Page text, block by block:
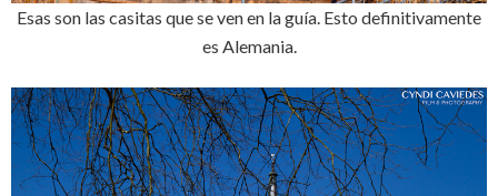
Esas son las casitas que se ven en la guía. Esto definitivamente
es Alemania.